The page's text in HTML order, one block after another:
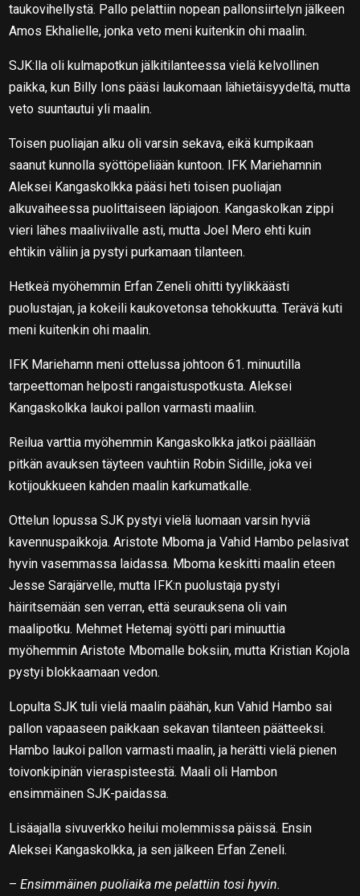
taukovihellystä. Pallo pelattiin nopean pallonsiirtelyn jälkeen
Amos Ekhalielle, jonka veto meni kuitenkin ohi maalin.
SJK:lla oli kulmapotkun jälkitilanteessa vielä kelvollinen
paikka, kun Billy Ions pääsi laukomaan lähietäisyydeltä, mutta
veto suuntautui yli maalin.
Toisen puoliajan alku oli varsin sekava, eikä kumpikaan
saanut kunnolla syöttöpeliään kuntoon. IFK Mariehamnin
Aleksei Kangaskolkka pääsi heti toisen puoliajan
alkuvaiheessa puolittaiseen läpiajoon. Kangaskolkan zippi
vieri lähes maaliviivalle asti, mutta Joel Mero ehti kuin
ehtikin väliin ja pystyi purkamaan tilanteen.
Hetkeä myöhemmin Erfan Zeneli ohitti tyylikkäästi
puolustajan, ja kokeili kaukovetonsa tehokkuutta. Terävä kuti
meni kuitenkin ohi maalin.
IFK Mariehamn meni ottelussa johtoon 61. minuutilla
tarpeettoman helposti rangaistuspotkusta. Aleksei
Kangaskolkka laukoi pallon varmasti maaliin.
Reilua varttia myöhemmin Kangaskolkka jatkoi päällään
pitkän avauksen täyteen vauhtiin Robin Sidille, joka vei
kotijoukkueen kahden maalin karkumatkalle.
Ottelun lopussa SJK pystyi vielä luomaan varsin hyviä
kavennuspaikkoja. Aristote Mboma ja Vahid Hambo pelasivat
hyvin vasemmassa laidassa. Mboma keskitti maalin eteen
Jesse Sarajärvelle, mutta IFK:n puolustaja pystyi
häiritsemään sen verran, että seurauksena oli vain
maalipotku. Mehmet Hetemaj syötti pari minuuttia
myöhemmin Aristote Mbomalle boksiin, mutta Kristian Kojola
pystyi blokkaamaan vedon.
Lopulta SJK tuli vielä maalin päähän, kun Vahid Hambo sai
pallon vapaaseen paikkaan sekavan tilanteen päätteeksi.
Hambo laukoi pallon varmasti maalin, ja herätti vielä pienen
toivonkipinän vieraspisteestä. Maali oli Hambon
ensimmäinen SJK-paidassa.
Lisäajalla sivuverkko heilui molemmissa päissä. Ensin
Aleksei Kangaskolkka, ja sen jälkeen Erfan Zeneli.
–Ensimmäinen puoliaika me pelattiin tosi hyvin.